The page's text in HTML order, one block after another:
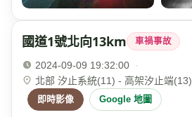
國道1號北向13km 車禍事故
2024-09-09 19:32:00
·
北部 汐止系統(11) - 高架汐止端(13)
即時影像 Google 地圖